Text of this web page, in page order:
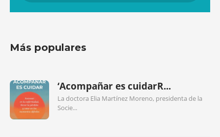
Más populares
‘Acompañar es cuidarR...
La doctora Elia Martínez Moreno, presidenta de la
Socie...